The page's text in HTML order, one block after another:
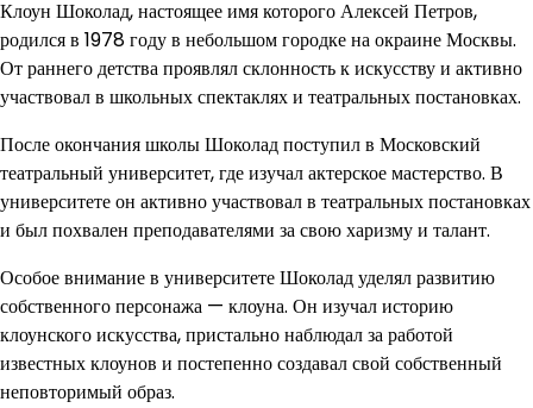
Клоун Шоколад, настоящее имя которого Алексей Петров,
родился в 1978 году в небольшом городке на окраине Москвы.
От раннего детства проявлял склонность к искусству и активно
участвовал в школьных спектаклях и театральных постановках.
После окончания школы Шоколад поступил в Московский
театральный университет, где изучал актерское мастерство. В
университете он активно участвовал в театральных постановках
и был похвален преподавателями за свою харизму и талант.
Особое внимание в университете Шоколад уделял развитию
собственного персонажа — клоуна. Он изучал историю
клоунского искусства, пристально наблюдал за работой
известных клоунов и постепенно создавал свой собственный
неповторимый образ.